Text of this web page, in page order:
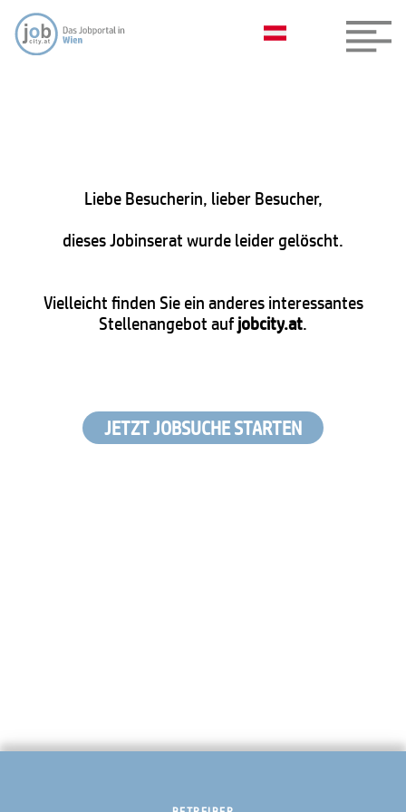
Liebe Besucherin, lieber Besucher,
dieses Jobinserat wurde leider gelöscht.
Vielleicht finden Sie ein anderes interessantes
Stellenangebot aufjobcity.at.
JETZT JOBSUCHE STARTEN